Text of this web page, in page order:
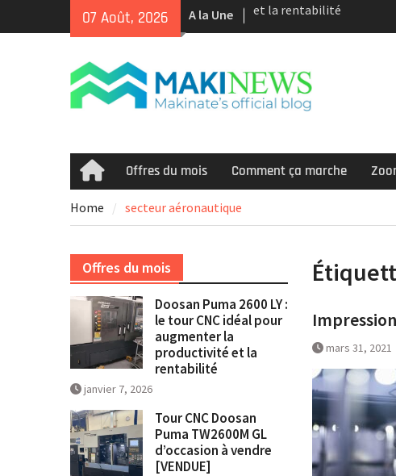
07 Août, 2026 A la Une
Tour CNC Doosan Puma
d’occasion à vendre
d’occasion récents
Smooth et de la
multitâche
idéal pour augmenter la
et la rentabilité
HomeOffres du mois Comment ça marche
Home secteur aéronautique
mars 31, 2021
Offres du mois
Doosan Puma 2600 LY :
le tour CNC idéal pour
augmenter la
productivité et la
rentabilité
janvier 7, 2026
Tour CNC Doosan
Puma TW2600M GL
d’occasion à vendre
[VENDUE]